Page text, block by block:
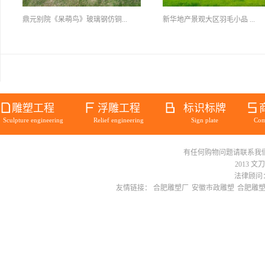
鼎元别院《呆萌鸟》玻璃钢仿铜... 新华地产景观大区羽毛小品 ...
雕塑工程
Sculpture engineering
浮雕工程
Relief engineering
标识标牌
Sign plate
有任何购物问题请联系我
2013 文
法律顾问
友情链接： 合肥雕塑厂 安徽市政雕塑 合肥雕